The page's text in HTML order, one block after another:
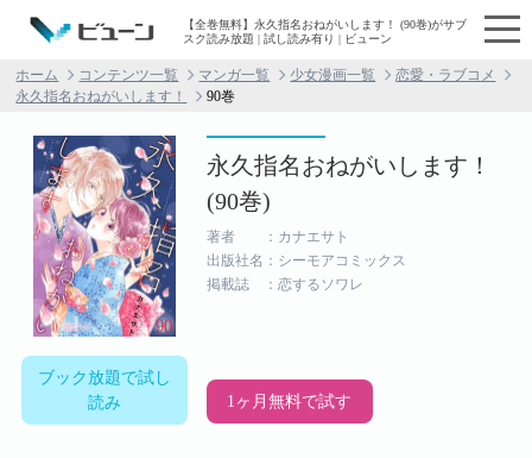
【全巻無料】永久指名おねがいします！ (90巻)がサブ
スク読み放題 | 試し読み有り | ビューン
ホーム コンテンツ一覧 マンガ一覧 少女漫画一覧
恋愛・ラブコメ
永久指名おねがいします！
90巻
ブック放題で試し
読み
永久指名おねがいします！
(90巻)
著者 ：カナエサト
出版社名：シーモアコミックス
掲載誌 ：恋するソワレ
1ヶ月無料で試す